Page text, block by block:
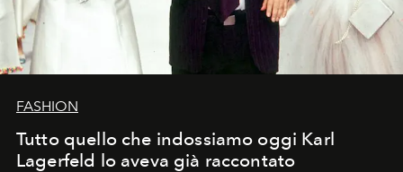
FASHION
Tutto quello che indossiamo oggi Karl
Lagerfeld lo aveva già raccontato